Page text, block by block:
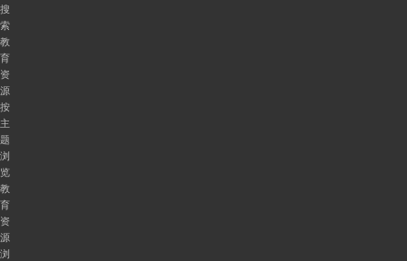
搜
索
教
育
资
源
按
主
题
浏
览
教
育
资
源
浏